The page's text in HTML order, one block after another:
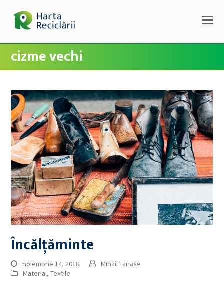
cizme vechi
Încălțăminte
noiembrie 14, 2018
Mihail Tanase
Material,Textile